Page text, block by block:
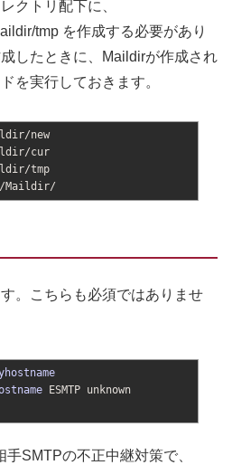
クトリ配下に、
tmp を作成する必要があり
したときに、Maildirが作成され
を実行しておきます。
new
cur
tmp
Maildir/
。こちらも必須ではありませ
ESMTP unknown
手SMTPの不正中継対策で、